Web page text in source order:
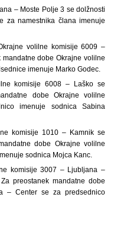
– Moste Polje 3 se dolžnosti
za namestnika člana imenuje
volilne komisije 6009 –
dobe Okrajne volilne
imenuje Marko Godec.
komisije 6008 – Laško se
dobe Okrajne volilne
imenuje sodnica Sabina
komisije 1010 – Kamnik se
dobe Okrajne volilne
sodnica Mojca Kanc.
komisije 3007 – Ljubljana –
preostanek mandatne dobe
– Center se za predsednico